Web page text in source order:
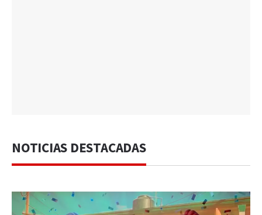
NOTICIAS DESTACADAS